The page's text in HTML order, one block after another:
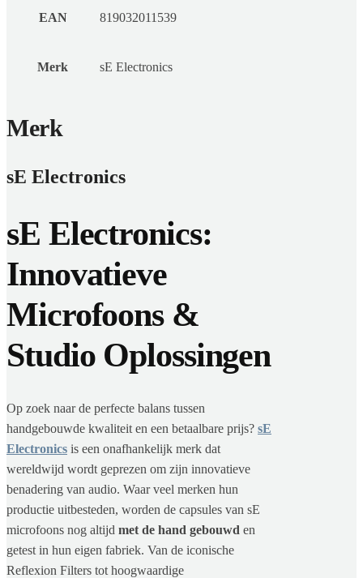
EAN 819032011539
Merk sE Electronics
Merk
sE Electronics
sE Electronics:
Innovatieve
Microfoons &
Studio Oplossingen
Op zoek naar de perfecte balans tussen
handgebouwde kwaliteit en een betaalbare prijs? sE
Electronics is een onafhankelijk merk dat
wereldwijd wordt geprezen om zijn innovatieve
benadering van audio. Waar veel merken hun
productie uitbesteden, worden de capsules van sE
microfoons nog altijd met de hand gebouwd en
getest in hun eigen fabriek. Van de iconische
Reflexion Filters tot hoogwaardige